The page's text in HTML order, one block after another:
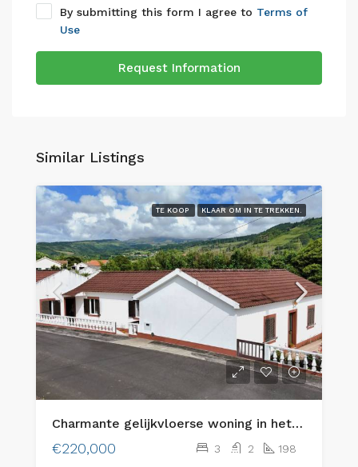
By submitting this form I agree to Terms of
Use
Request Information
Similar Listings
TE KOOP KLAAR OM IN TE TREKKEN.
Charmante gelijkvloerse woning in het schilderachtige Flamengos, Horta
€220,000 3 2 198